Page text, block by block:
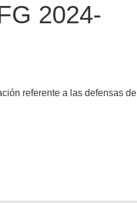
2024-
referente a las defensas de